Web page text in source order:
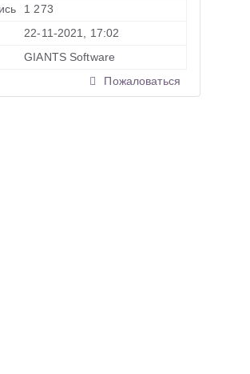
1 273
22-11-2021, 17:02
GIANTS Software
Пожаловаться